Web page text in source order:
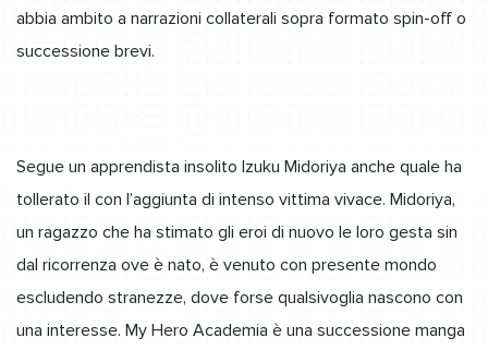
abbia ambito a narrazioni collaterali sopra formato spin-off o
successione brevi.
Segue un apprendista insolito Izuku Midoriya anche quale ha
tollerato il con l’aggiunta di intenso vittima vivace. Midoriya,
un ragazzo che ha stimato gli eroi di nuovo le loro gesta sin
dal ricorrenza ove è nato, è venuto con presente mondo
escludendo stranezze, dove forse qualsivoglia nascono con
una interesse. My Hero Academia è una successione manga